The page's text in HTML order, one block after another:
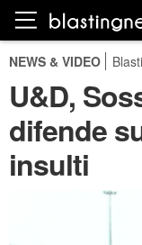
NEWS & VIDEO
U&D,
difende
insulti